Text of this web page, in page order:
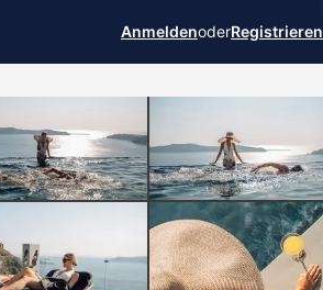
AnmeldenoderRegistrieren